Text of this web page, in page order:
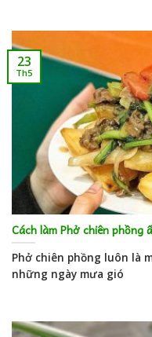
Cách làm Phở chiên phồng
Phở chiên phồng luôn là
những ngày mưa gió
23
Th5